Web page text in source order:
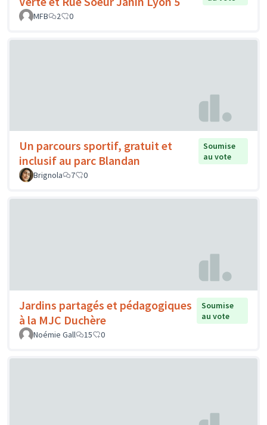
MFB
2 0
Un parcours sportif, gratuit et
inclusif au parc Blandan
Soumise
au vote
Brignola
7 0
Jardins partagés et pédagogiques
à la MJC Duchère
Soumise
au vote
Noémie Gall
15 0